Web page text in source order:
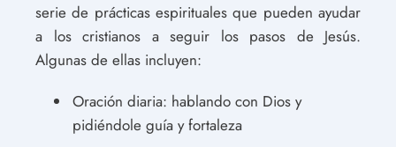
serie de prácticas espirituales que pueden ayudar
a los cristianos a seguir los pasos de Jesús.
Algunas de ellas incluyen:
Oración diaria: hablando con Dios y
pidiéndole guía y fortaleza